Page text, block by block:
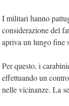
I militari hanno
considerazione del
apriva un lungo fine
Per questo, i
effettuando un
nelle vicinanze. La